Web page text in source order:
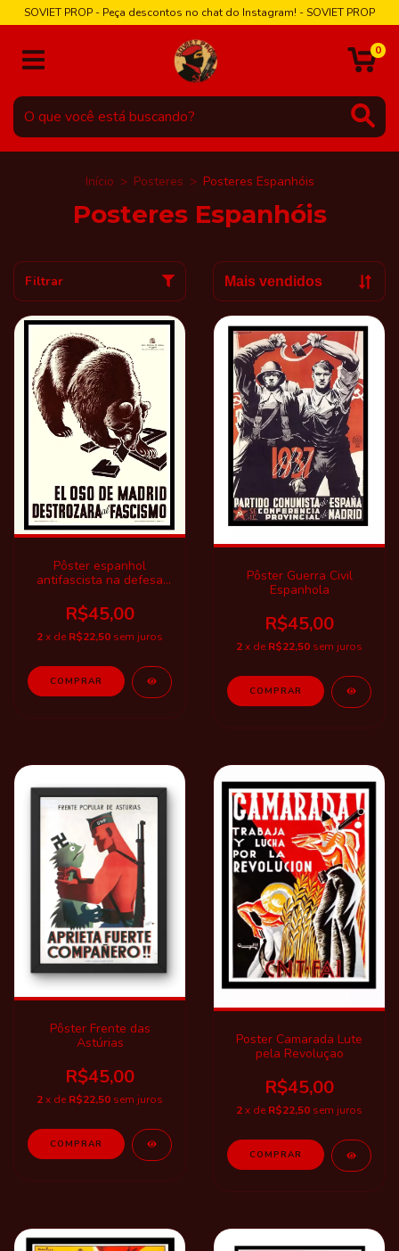
SOVIET PROP - Peça descontos no chat do Instagram! - SOVIET PROP
0
Início > Posteres > Posteres Espanhóis
Posteres Espanhóis
Filtrar
Pôster espanhol
antifascista na defesa
R$45,00
2x de R$22,50 sem juros
COMPRAR
Pôster Guerra Civil
Espanhola
R$45,00
2x de R$22,50 sem juros
Pôster Frente das
Astúrias
R$45,00
2x de R$22,50 sem juros
COMPRAR
Poster Camarada Lute
pela Revoluçao
R$45,00
2x de R$22,50 sem juros